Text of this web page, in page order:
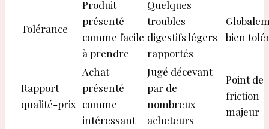
Tolérance
Produit
présenté
comme facile
à prendre
Quelques
troubles
digestifs légers
rapportés
bien
Rapport
qualité-prix
Achat
présenté
comme
intéressant
Jugé décevant
par de
nombreux
acheteurs
Point de
friction
majeur